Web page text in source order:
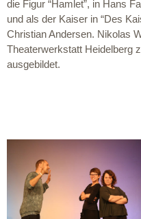
die Figur “Hamlet”, in Hans
und als der Kaiser in “Des
Christian Andersen. Nikolas
Theaterwerkstatt Heidelberg
ausgebildet.